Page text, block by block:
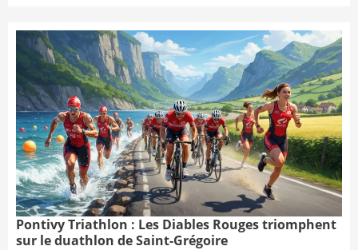
Pontivy Triathlon : Les Diables Rouges triomphent
sur le duathlon de Saint-Grégoire